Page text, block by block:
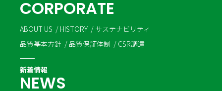
CORPORATE
ABOUT US HISTORY
サステナビリティ
品質基本方針
品質保証体制 CSR調達
新着情報
NEWS